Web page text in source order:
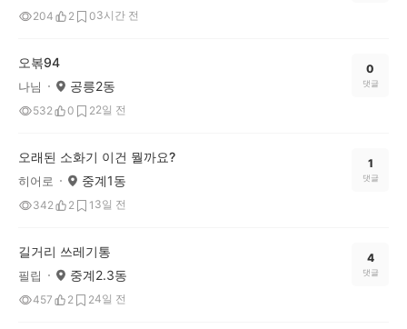
204 2 03시간 전
오볶94
나님 공릉2동
532 0 22일 전
0
댓글
오래된 소화기 이건 뭘까요?
히어로 중계1동
342 2 1 3일 전
1
댓글
길거리 쓰레기통
필립 중계2.3동
457 2 24일 전
4
댓글